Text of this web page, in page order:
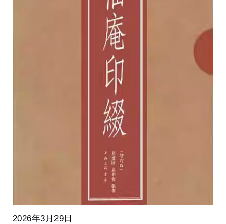
2026年3月29日